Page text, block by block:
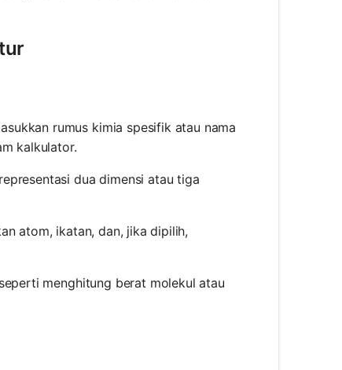
rumus kimia spesifik atau nama
kalkulator.
dua dimensi atau tiga
atom, ikatan, dan, jika dipilih,
menghitung berat molekul atau